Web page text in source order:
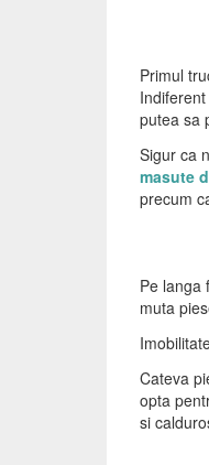
Primul
putea sa
Sigur ca
masute
precum
Pe langa
muta
Cateva
opta
si